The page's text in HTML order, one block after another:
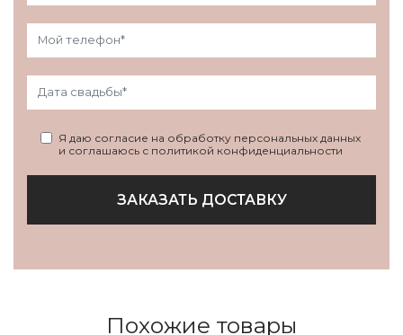
Я даю согласие на обработку персональных данных
и соглашаюсь с политикой конфиденциальности
ЗАКАЗАТЬ ДОСТАВКУ
Похожие товары